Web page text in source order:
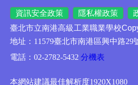
資訊安全政策 隱私權政策
臺北市立南港高級工業職業學校
地址：11579臺北市南港區興中路29
電話：02-2782-5432 分機表
本網站建議最佳解析度1920X1080
網頁設計： 數位果子